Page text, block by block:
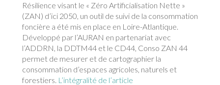
Résilience visant le « Zéro Artificialisation Nette »
(ZAN) d’ici 2050, un outil de suivi de la consommation
foncière a été mis en place en Loire-Atlantique.
Développé par l’AURAN en partenariat avec
l’ADDRN, la DDTM44 et le CD44, Conso ZAN 44
permet de mesurer et de cartographier la
consommation d’espaces agricoles, naturels et
forestiers. L’intégralité de l’article